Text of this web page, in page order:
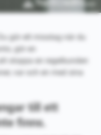
gör ett misstag när du
gör en
stoppa en regelbunden
var och en med sina
till ett
finns.